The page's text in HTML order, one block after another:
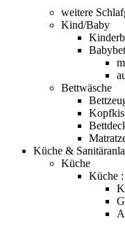
weitere
Kind/Baby
Bettwäsche
Küche &
Küche
Küche :